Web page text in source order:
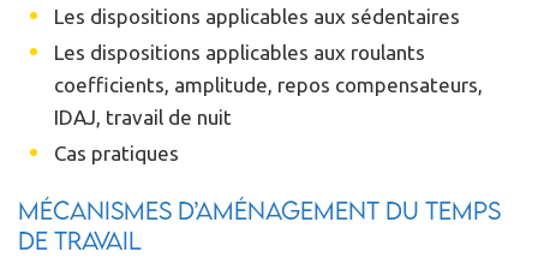
Les dispositions applicables aux sédentaires
Les dispositions applicables aux roulants
coefficients, amplitude, repos compensateurs,
IDAJ, travail de nuit
Cas pratiques
Mécanismes d’aménagement du temps
de travail